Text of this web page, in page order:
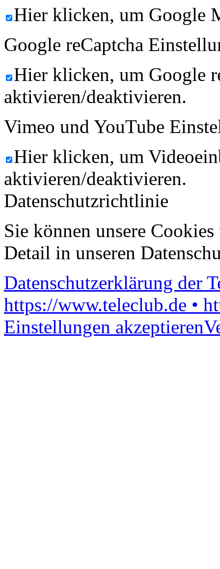
Hier klicken, um Google
Google reCaptcha
Hier klicken, um Google
aktivieren/deaktivieren.
Vimeo und YouTube
Hier klicken, um
aktivieren/deaktivieren.
Datenschutzrichtlinie
Sie können unsere
Detail in unseren
Datenschutzerklärung der
https://www.teleclub.de •
Einstellungen akzeptieren